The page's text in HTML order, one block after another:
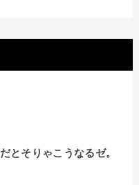
とそりゃこうなるゼ。